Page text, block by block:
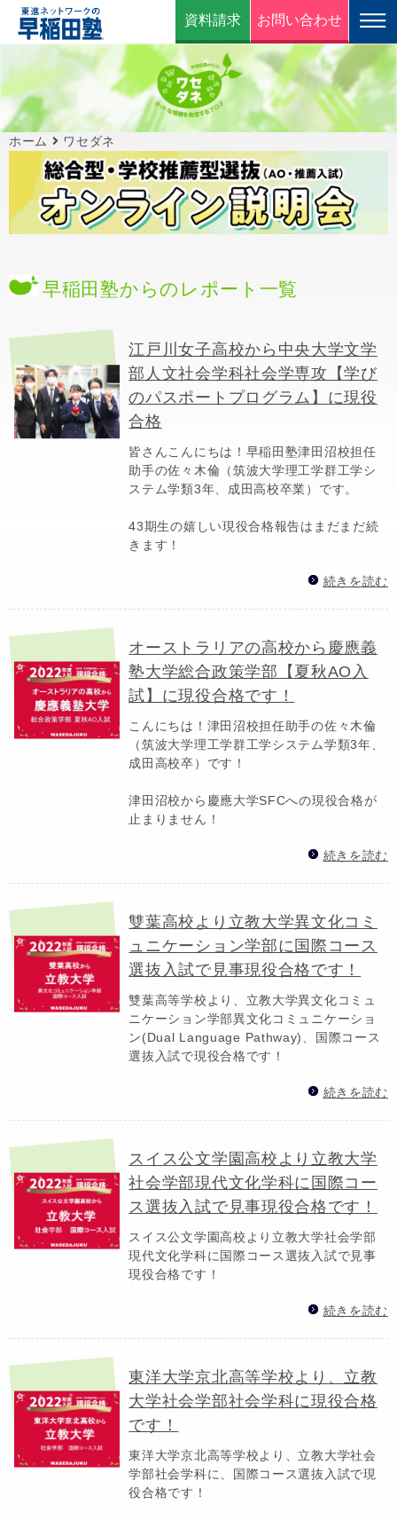
資料請求 お問い合わせ
ホーム ワセダネ
早稲田塾からのレポート一覧
江戸川女子高校から中央大学文学
部人文社会学科社会学専攻【学び
のパスポートプログラム】に現役
合格
皆さんこんにちは！早稲田塾津田沼校担任
助手の佐々木倫（筑波大学理工学群工学シ
ステム学類3年、成田高校卒業）です。
43期生の嬉しい現役合格報告はまだまだ続
きます！
続きを読む
オーストラリアの高校から慶應義
塾大学総合政策学部【夏秋AO入
試】に現役合格です！
こんにちは！津田沼校担任助手の佐々木倫
（筑波大学理工学群工学システム学類3年、
成田高校卒）です！
津田沼校から慶應大学SFCへの現役合格が
止まりません！
続きを読む
雙葉高校より立教大学異文化コミ
ュニケーション学部に国際コース
選抜入試で見事現役合格です！
雙葉高等学校より、立教大学異文化コミュ
ニケーション学部異文化コミュニケーショ
ン(Dual Language Pathway)、国際コース
選抜入試で現役合格です！
続きを読む
スイス公文学園高校より立教大学
社会学部現代文化学科に国際コー
ス選抜入試で見事現役合格です！
スイス公文学園高校より立教大学社会学部
現代文化学科に国際コース選抜入試で見事
現役合格です！
続きを読む
東洋大学京北高等学校より、立教
大学社会学部社会学科に現役合格
です！
東洋大学京北高等学校より、立教大学社会
学部社会学科に、国際コース選抜入試で現
役合格です！